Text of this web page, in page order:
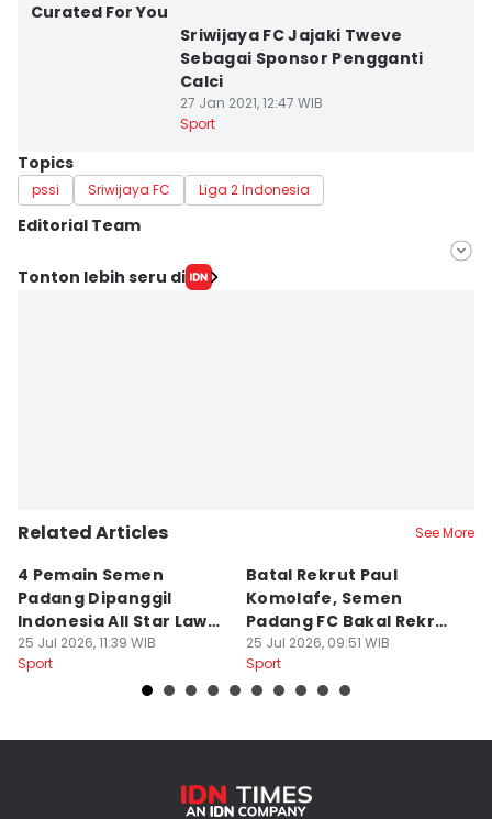
Curated For You
Sriwijaya FC Jajaki Tweve
Sebagai Sponsor Pengganti
Calci
27 Jan 2021, 12:47 WIB
Sport
Topics
pssi Sriwijaya FC Liga 2 Indonesia
Editorial Team
Editor
Tonton lebih seru di
Related Articles See More
4 Pemain Semen
Padang Dipanggil
Indonesia All Star Lawan
Aston Villa
25 Jul 2026, 11:39 WIB
Sport
Batal Rekrut Paul
Komolafe, Semen
Padang FC Bakal Rekrut
Striker Baru
25 Jul 2026, 09:51 WIB
Sport